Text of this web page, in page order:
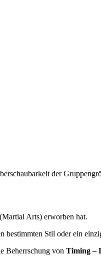
der
Arts) erworben hat.
bestimmten Stil oder ein
Beherrschung von Timing –